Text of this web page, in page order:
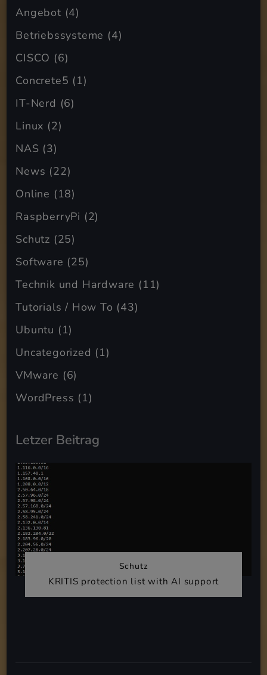
Angebot(4)
Betriebssysteme (4)
CISCO (6)
Concrete5 (1)
IT-Nerd (6)
Linux (2)
NAS (3)
News (22)
Online (18)
RaspberryPi (2)
Schutz (25)
Software (25)
Technik und Hardware (11)
Tutorials / How To (43)
Ubuntu (1)
Uncategorized (1)
VMware (6)
WordPress (1)
Letzer Beitrag
Schutz
KRITIS protection list with AI support